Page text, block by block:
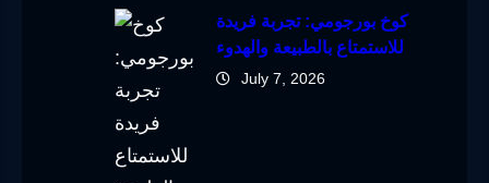
كوخ بورجومي: تجربة فريدة
للاستمتاع بالطبيعة والهدوء
July 7, 2026